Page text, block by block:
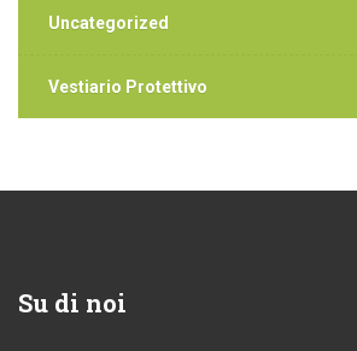
Uncategorized
Vestiario Protettivo
Su di noi